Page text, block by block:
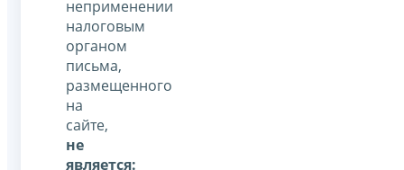
неприменении
налоговым
органом
письма,
размещенного
на
сайте,
не
является: